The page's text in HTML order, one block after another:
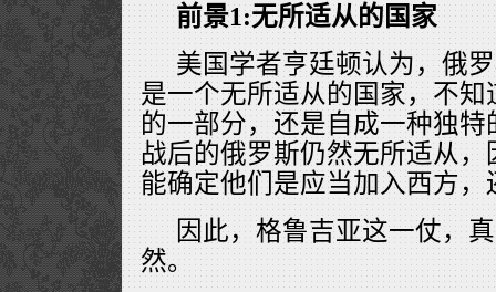
前景1:无所适从的国家
美国学者亨廷顿认为，俄
是一个无所适从的国家，不
的一部分，还是自成一种独
战后的俄罗斯仍然无所适从
能确定他们是应当加入西方
因此，格鲁吉亚这一仗，
然。